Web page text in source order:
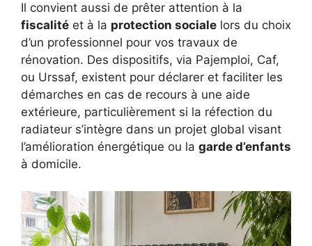
Il convient aussi de prêter attention à la
fiscalité et à la protection sociale lors du choix
d’un professionnel pour vos travaux de
rénovation. Des dispositifs, via Pajemploi, Caf,
ou Urssaf, existent pour déclarer et faciliter les
démarches en cas de recours à une aide
extérieure, particulièrement si la réfection du
radiateur s’intègre dans un projet global visant
l’amélioration énergétique ou la garde d’enfants
à domicile.